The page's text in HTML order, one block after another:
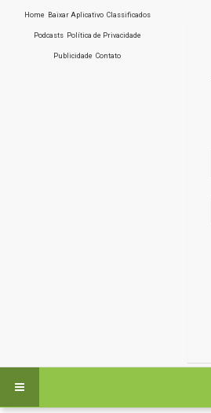
Home Baixar Aplicativo Classificados
Podcasts Política de Privacidade
Publicidade Contato